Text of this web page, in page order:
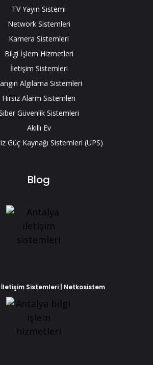
TV Yayın Sistemi
Network Sistemleri
Kamera Sistemleri
Bilgi İşlem Hizmetleri
İletişim Sistemleri
Algılama Sistemleri
Hırsız Alarm Sistemleri
Güvenlik Sistemleri
Akıllı Ev
Güç Kaynağı Sistemleri (UPS)
Blog
Sistemleri | Netkosistem